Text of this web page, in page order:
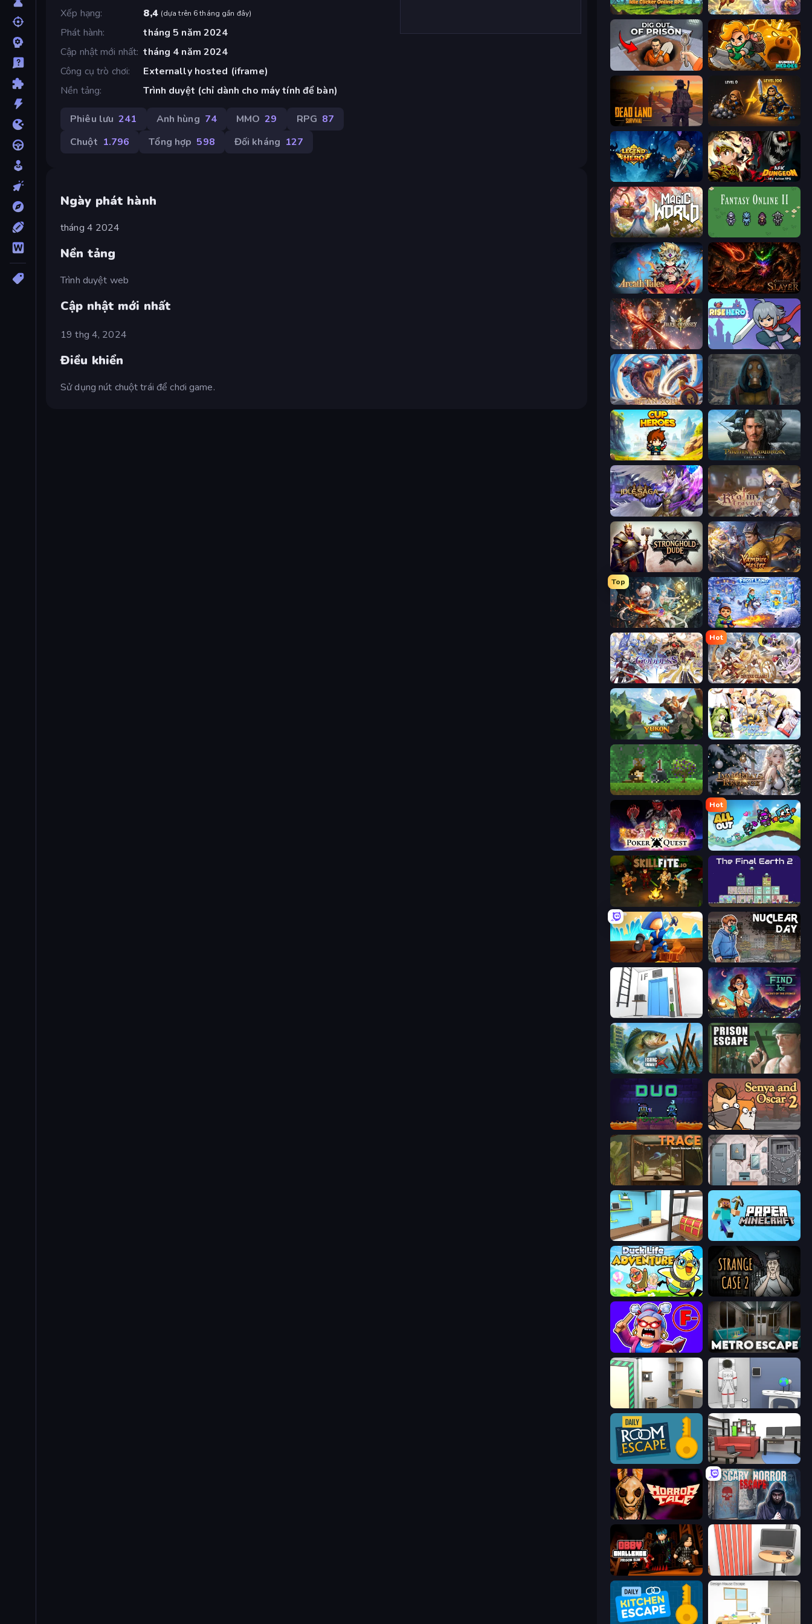
Xếp hạng
8,4 (dựa trên 6 tháng gần đây)
Phát hành
tháng 5 năm 2024
Cập nhật mới nhất tháng 4 năm 2024
Công cụ trò chơi
Externally hosted (iframe)
Nền tảng
Trình duyệt (chỉ dành cho máy tính để bàn)
Phiêu lưu 241 Anh hùng 74 MMO 29 RPG 87
Chuột 1.796 Tổng hợp 598 Đối kháng 127
Ngày phát hành
tháng 4 2024
Nền tảng
Trình duyệt web
Cập nhật mới nhất
19 thg 4, 2024
Điều khiển
Sử dụng nút chuột trái để chơi game.
Firestone – Idle Clicker Online RPG Heroes Assemble
Dig out of Prison Rumble Heroes
Dead Land: Survival Gothic Story RPG
Legend of Hero AFK Dungeon: Idle Action RPG
Magic World
Arcath Tales Chronicles of Slayer
Dark Odyssey Rise Hero
Titan Soul: Action RPG Heroes of the Wasteland
Cup Heroes
Idle Saga Realm Traveler
Stronghold Dude Vampire Master
Top
Crystal Saga: Nova Frost Land - Snow Survival
Goddess Connect
Hot
Divine Clash
Yukon: Family Adventure Spirit Wars
Aground Immortals Revenge
Poker Quest
Hot
All Out
Skillfite.io The Final Earth 2
Captains Idle Nuclear Day
Elevator Room Escape Find Joe: Secret of The Stones
Fishing Anomaly Prison Escape
Duo Senya and Oscar 2
TRACE Cube Stories: Escape
Game Cafe Escape Paper Minecraft
Duck Life: Adventure (Demo) Escape Room: Strange Case 2
Metro Escape
Machine Room Escape Space Museum Escape
Daily Room Escape Video Studio Escape
Horror Tale Scary Horror Escape Room
Obby Challenge: Prison Run Computer Office Escape